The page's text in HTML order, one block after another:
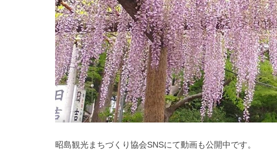
昭島観光まちづくり協会SNSにて動画も公開中です。